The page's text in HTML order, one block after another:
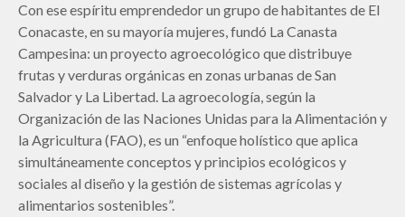
Con ese espíritu emprendedor un grupo de habitantes de El
Conacaste, en su mayoría mujeres, fundó La Canasta
Campesina: un proyecto agroecológico que distribuye
frutas y verduras orgánicas en zonas urbanas de San
Salvador y La Libertad. La agroecología, según la
Organización de las Naciones Unidas para la Alimentación y
la Agricultura (FAO), es un “enfoque holístico que aplica
simultáneamente conceptos y principios ecológicos y
sociales al diseño y la gestión de sistemas agrícolas y
alimentarios sostenibles”.